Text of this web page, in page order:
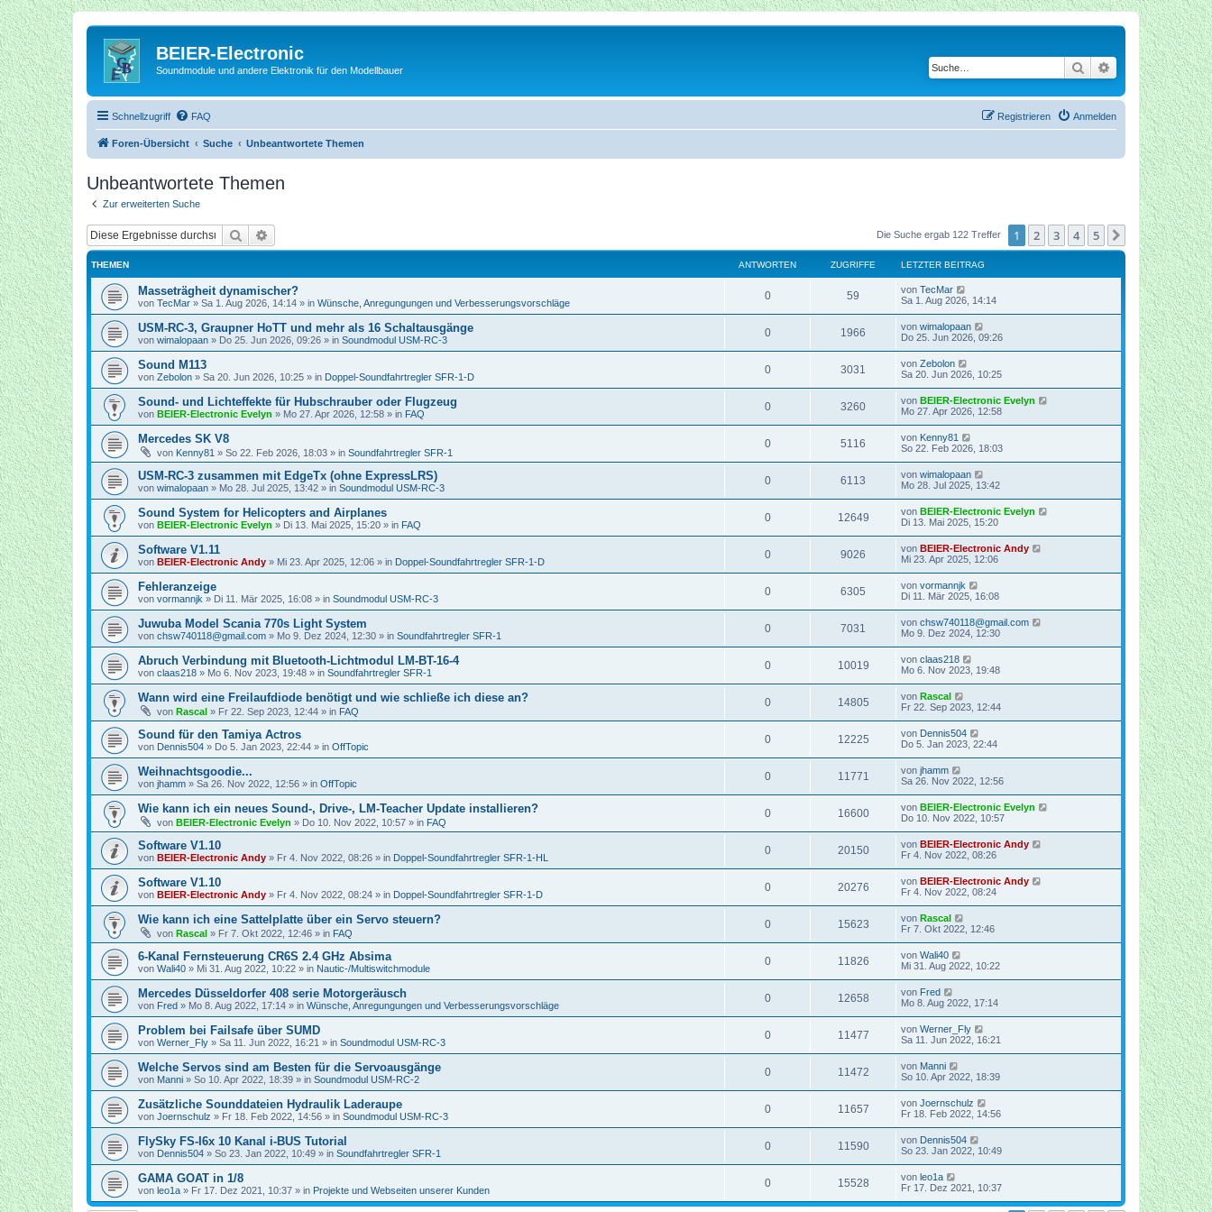
BEIER-Electronic
Soundmodule und andere Elektronik für den Modellbauer Suche Erweiterte Suche
Schnellzugriff FAQ Anmelden
Registrieren
Foren-Übersicht Suche Unbeantwortete Themen
Unbeantwortete Themen
Zur erweiterten Suche
Suche Die Suche ergab 122 Treffer 1 2 3 4 5 Nächste
THEMEN ANTWORTEN ZUGRIFFE LETZTER BEITRAG
Masseträgheit dynamischer?
von TecMar » Sa 1. Aug 2026, 14:14 » in Wünsche, Anregungungen und Verbesserungsvorschläge
0 59 von TecMar
Sa 1. Aug 2026, 14:14
USM-RC-3, Graupner HoTT und mehr als 16 Schaltausgänge
von wimalopaan » Do 25. Jun 2026, 09:26 » in Soundmodul USM-RC-3
0 1966 von wimalopaan
Do 25. Jun 2026, 09:26
Sound M113
von Zebolon » Sa 20. Jun 2026, 10:25 » in Doppel-Soundfahrtregler SFR-1-D
0 3031 von Zebolon
Sa 20. Jun 2026, 10:25
Sound- und Lichteffekte für Hubschrauber oder Flugzeug
von BEIER-Electronic Evelyn » Mo 27. Apr 2026, 12:58 » in FAQ
0 3260 von BEIER-Electronic Evelyn
Mo 27. Apr 2026, 12:58
Mercedes SK V8
von Kenny81 » So 22. Feb 2026, 18:03 » in Soundfahrtregler SFR-1
0 5116 von Kenny81
So 22. Feb 2026, 18:03
USM-RC-3 zusammen mit EdgeTx (ohne ExpressLRS)
von wimalopaan » Mo 28. Jul 2025, 13:42 » in Soundmodul USM-RC-3
0 6113 von wimalopaan
Mo 28. Jul 2025, 13:42
Sound System for Helicopters and Airplanes
von BEIER-Electronic Evelyn » Di 13. Mai 2025, 15:20 » in FAQ
0 12649 von BEIER-Electronic Evelyn
Di 13. Mai 2025, 15:20
Software V1.11
von BEIER-Electronic Andy » Mi 23. Apr 2025, 12:06 » in Doppel-Soundfahrtregler SFR-1-D
0 9026 von BEIER-Electronic Andy
Mi 23. Apr 2025, 12:06
Fehleranzeige
von vormannjk » Di 11. Mär 2025, 16:08 » in Soundmodul USM-RC-3
0 6305 von vormannjk
Di 11. Mär 2025, 16:08
Juwuba Model Scania 770s Light System
von chsw740118@gmail.com » Mo 9. Dez 2024, 12:30 » in Soundfahrtregler SFR-1
0 7031 von chsw740118@gmail.com
Mo 9. Dez 2024, 12:30
Abruch Verbindung mit Bluetooth-Lichtmodul LM-BT-16-4
von claas218 » Mo 6. Nov 2023, 19:48 » in Soundfahrtregler SFR-1
0 10019 von claas218
Mo 6. Nov 2023, 19:48
Wann wird eine Freilaufdiode benötigt und wie schließe ich diese an?
von Rascal » Fr 22. Sep 2023, 12:44 » in FAQ
0 14805 von Rascal
Fr 22. Sep 2023, 12:44
Sound für den Tamiya Actros
von Dennis504 » Do 5. Jan 2023, 22:44 » in OffTopic
0 12225 von Dennis504
Do 5. Jan 2023, 22:44
Weihnachtsgoodie...
von jhamm » Sa 26. Nov 2022, 12:56 » in OffTopic
0 11771 von jhamm
Sa 26. Nov 2022, 12:56
Wie kann ich ein neues Sound-, Drive-, LM-Teacher Update installieren?
von BEIER-Electronic Evelyn » Do 10. Nov 2022, 10:57 » in FAQ
0 16600 von BEIER-Electronic Evelyn
Do 10. Nov 2022, 10:57
Software V1.10
von BEIER-Electronic Andy » Fr 4. Nov 2022, 08:26 » in Doppel-Soundfahrtregler SFR-1-HL
0 20150 von BEIER-Electronic Andy
Fr 4. Nov 2022, 08:26
Software V1.10
von BEIER-Electronic Andy » Fr 4. Nov 2022, 08:24 » in Doppel-Soundfahrtregler SFR-1-D
0 20276 von BEIER-Electronic Andy
Fr 4. Nov 2022, 08:24
Wie kann ich eine Sattelplatte über ein Servo steuern?
von Rascal » Fr 7. Okt 2022, 12:46 » in FAQ
0 15623 von Rascal
Fr 7. Okt 2022, 12:46
6-Kanal Fernsteuerung CR6S 2.4 GHz Absima
von Wali40 » Mi 31. Aug 2022, 10:22 » in Nautic-/Multiswitchmodule
0 11826 von Wali40
Mi 31. Aug 2022, 10:22
Mercedes Düsseldorfer 408 serie Motorgeräusch
von Fred » Mo 8. Aug 2022, 17:14 » in Wünsche, Anregungungen und Verbesserungsvorschläge
0 12658 von Fred
Mo 8. Aug 2022, 17:14
Problem bei Failsafe über SUMD
von Werner_Fly » Sa 11. Jun 2022, 16:21 » in Soundmodul USM-RC-3
0 11477 von Werner_Fly
Sa 11. Jun 2022, 16:21
Welche Servos sind am Besten für die Servoausgänge
von Manni » So 10. Apr 2022, 18:39 » in Soundmodul USM-RC-2
0 11472 von Manni
So 10. Apr 2022, 18:39
Zusätzliche Sounddateien Hydraulik Laderaupe
von Joernschulz » Fr 18. Feb 2022, 14:56 » in Soundmodul USM-RC-3
0 11657 von Joernschulz
Fr 18. Feb 2022, 14:56
FlySky FS-I6x 10 Kanal i-BUS Tutorial
von Dennis504 » So 23. Jan 2022, 10:49 » in Soundfahrtregler SFR-1
0 11590 von Dennis504
So 23. Jan 2022, 10:49
GAMA GOAT in 1/8
von leo1a » Fr 17. Dez 2021, 10:37 » in Projekte und Webseiten unserer Kunden
0 15528 von leo1a
Fr 17. Dez 2021, 10:37